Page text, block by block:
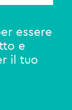
essere
e
il tuo